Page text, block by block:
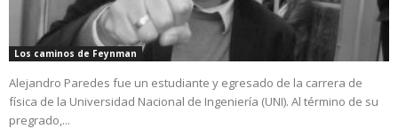
Los caminos de Feynman
Alejandro Paredes fue un estudiante y egresado de la carrera de
física de la Universidad Nacional de Ingeniería (UNI). Al término de su
pregrado,...